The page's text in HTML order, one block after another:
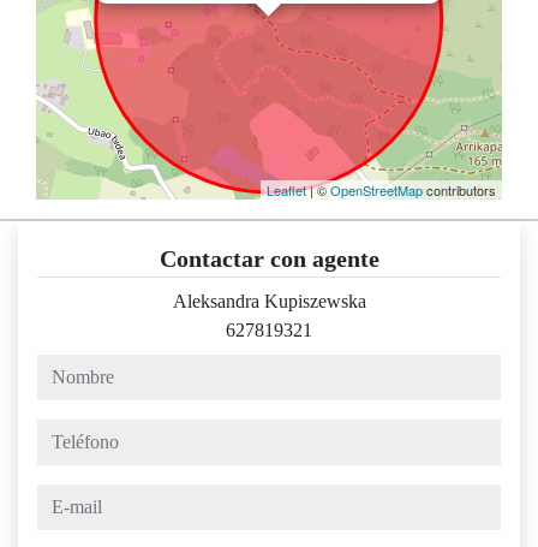
Leaflet| ©OpenStreetMapcontributors
Contactar con agente
Aleksandra Kupiszewska
627819321
nombre
teléfono
e-mail